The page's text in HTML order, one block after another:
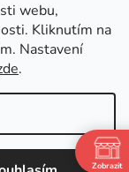
webu,
Kliknutím na
Nastavení
.
vyhrazena.
Zobrazit